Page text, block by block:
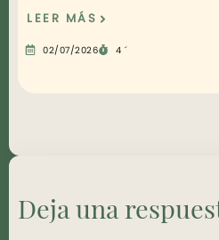
LEER MÁS
02/07/2026 4 ´
Deja una